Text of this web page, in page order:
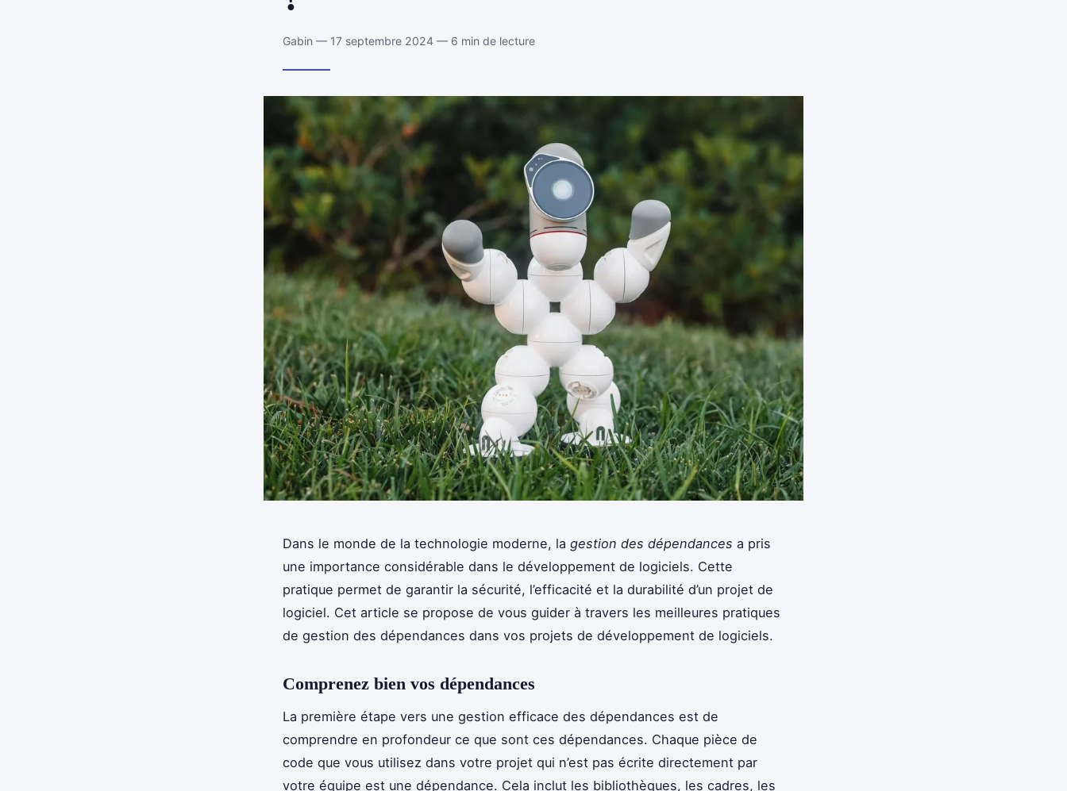
Gabin — 17 septembre 2024 — 6 min de lecture
Dans le monde de la technologie moderne, la gestion des dépendances a pris
une importance considérable dans le développement de logiciels. Cette
pratique permet de garantir la sécurité, l’efficacité et la durabilité d’un projet de
logiciel. Cet article se propose de vous guider à travers les meilleures pratiques
de gestion des dépendances dans vos projets de développement de logiciels.
Comprenez bien vos dépendances
La première étape vers une gestion efficace des dépendances est de
comprendre en profondeur ce que sont ces dépendances. Chaque pièce de
code que vous utilisez dans votre projet qui n’est pas écrite directement par
votre équipe est une dépendance. Cela inclut les bibliothèques, les cadres, les